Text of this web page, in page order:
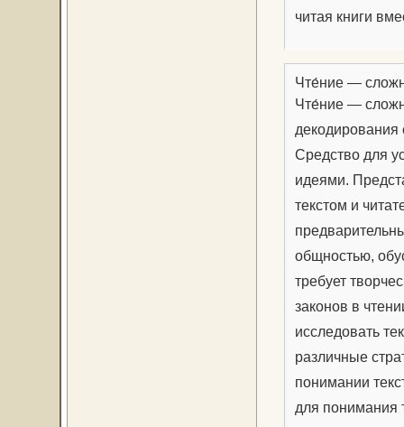
читая книги
Чте́ние —
Чте́ние —
Средство для
идеями.
текстом и
общностью,
требует
законов в
исследовать
различные
понимании
для понимания